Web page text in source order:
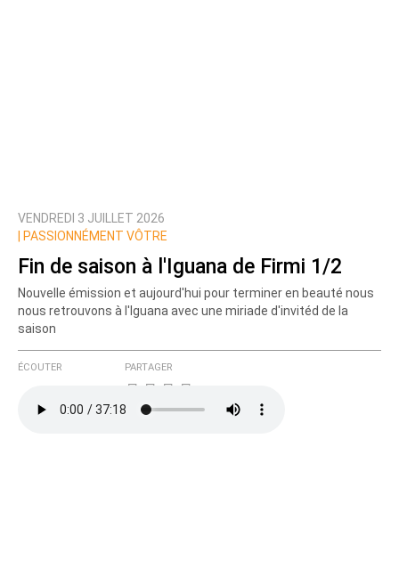
Prévenez-moi de tous les nouveaux commentaires
VENDREDI 3 JUILLET 2026
PASSIONNÉMENT VÔTRE
Fin de saison à l'Iguana de Firmi 1/2
Nouvelle émission et aujourd'hui pour terminer en beauté nous
nous retrouvons à l'Iguana avec une miriade d'invitéd de la
saison
ÉCOUTER PARTAGER